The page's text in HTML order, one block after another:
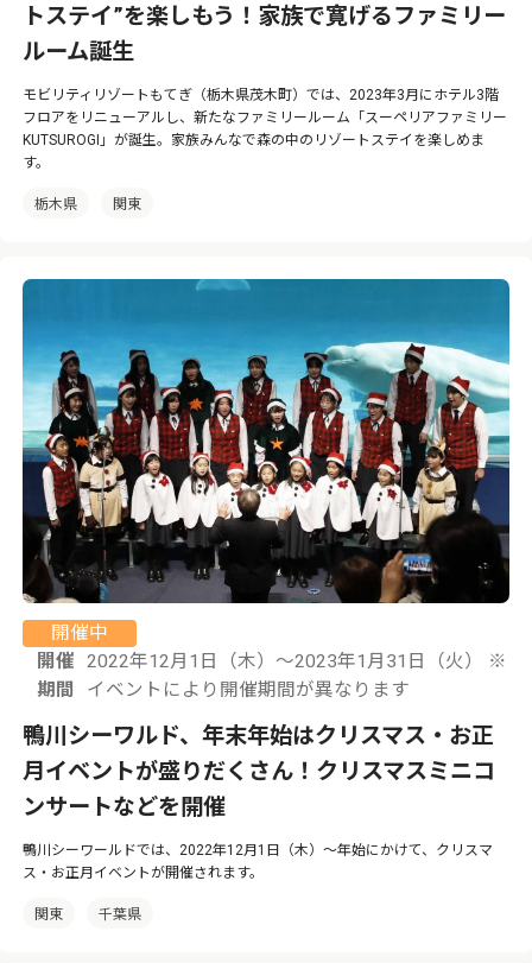
トステイ”を楽しもう！家族で寛げるファミリー
ルーム誕生
モビリティリゾートもてぎ（栃木県茂木町）では、2023年3月にホテル3階
フロアをリニューアルし、新たなファミリールーム「スーペリアファミリー
KUTSUROGI」が誕生。家族みんなで森の中のリゾートステイを楽しめま
す。
栃木県 関東
開催中
開催
期間
2022年12月1日（木）〜2023年1月31日（火） ※
イベントにより開催期間が異なります
鴨川シーワルド、年末年始はクリスマス・お正
月イベントが盛りだくさん！クリスマスミニコ
ンサートなどを開催
鴨川シーワールドでは、2022年12月1日（木）〜年始にかけて、クリスマ
ス・お正月イベントが開催されます。
関東 千葉県